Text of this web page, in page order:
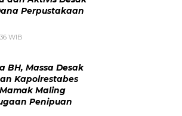
Perpustakaan
WIB
BH, Massa Desak
Kapolrestabes
Maling
Penipuan